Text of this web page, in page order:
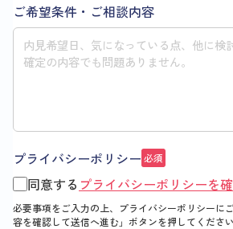
ご希望条件・ご相談内容
プライバシーポリシー 必須
同意する プライバシーポリシーを
必要事項をご入力の上、プライバシーポリシーにご
容を確認して送信へ進む」 ボタンを押してください